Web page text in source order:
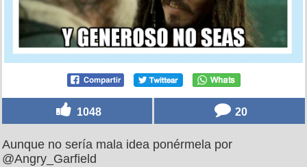
1048 20
Aunque no sería mala idea ponérmela por
@Angry_Garfield